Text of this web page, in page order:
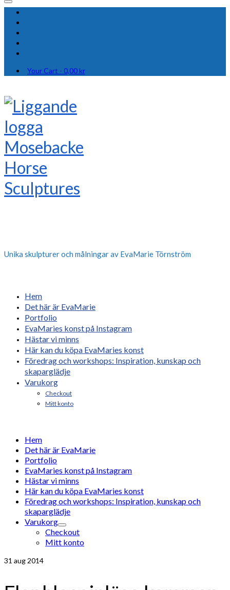
Your Cart - 0,00kr
Unika skulpturer och målningar av EvaMarie Törnström
Hem
Det här är EvaMarie
Portfolio
EvaMaries konst på Instagram
Hästar vi minns
Här kan du köpa EvaMaries konst
Föredrag och workshops: Inspiration, kunskap och
skaparglädje
Varukorg
Checkout
Mitt konto
Hem
Det här är EvaMarie
Portfolio
EvaMaries konst på Instagram
Hästar vi minns
Här kan du köpa EvaMaries konst
Föredrag och workshops: Inspiration, kunskap och
skaparglädje
Varukorg
Checkout
Mitt konto
31 aug 2014